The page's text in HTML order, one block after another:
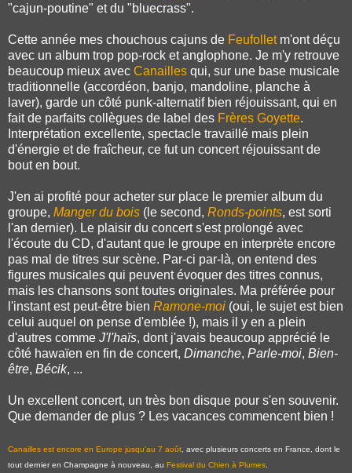
"cajun-poutine" et du "bluecrass".
Cette année mes chouchous cajuns de Feufolletm'ont déçu
avec un album trop pop-rock et anglophone. Je m'y retrouve
beaucoup mieux avec Canailles qui, sur une base musicale
traditionnelle (accordéon, banjo, mandoline, planche à
laver), garde un côté punk-alternatif bien réjouissant, qui en
fait de parfaits collègues de label des Frères Goyette.
Interprétation excellente, spectacle travaillé mais plein
d'énergie et de fraîcheur, ce fut un concert réjouissant de
bout en bout.
J'en ai profité pour acheter sur place le premier album du
groupe, Manger du bois (le second, Ronds-points, est sorti
l'an dernier). Le plaisir du concert s'est prolongé avec
l'écoute du CD, d'autant que le groupe en interprète encore
pas mal de titres sur scène. Par-ci par-là, on entend des
figures musicales qui peuvent évoquer des titres connus,
mais les chansons sont toutes originales. Ma préférée pour
l'instant est peut-être bien Ramone-moi (oui, le sujet est bien
celui auquel on pense d'emblée !), mais il y en a plein
d'autres comme J'l'haïs, dont j'avais beaucoup apprécié le
côté hawaïen en fin de concert, Dimanche, Parle-moi, Bien-
être, Bécik, ...
Un excellent concert, un très bon disque pour s'en souvenir.
Que demander de plus ? Les vacances commencent bien !
Canailles est encore en Europe jusqu'au 7 août , avec plusieurs concerts en France, dont le
tout dernier en Champagne à nouveau, au Festival du Chien à Plumes